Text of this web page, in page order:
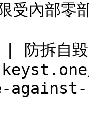
受內部
防拆自